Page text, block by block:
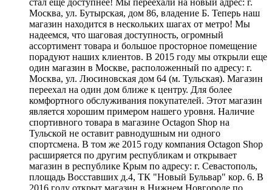
Москва, ул. Бутырская, дом 86, владение Б. Теперь наш
магазин находится в нескольких шагах от метро! Мы
надеемся, что шаговая доступность, огромный
ассортимент товара и большое просторное помещение
порадуют наших клиентов. В 2015 году мы открыли еще
один магазин в Москве, расположенный по адресу: г.
Москва, ул. Люсиновская дом 64 (м. Тульская). Магазин
переехал на один дом ближе к центру. Для более
комфортного обслуживания покупателей. Этот магазин
является хорошим примером нашего уровня. Наличие
спортивного товара в магазине Octagon Shop на
Тульской не оставит равнодушным ни одного
спортсмена. В том же 2015 году компания Octagon Shop
расширяется по другим республикам и открывает
магазин в республике Крым по адресу: г. Севастополь,
площадь Восставших д.4, ТК "Новый Бульвар" кор. 6. В
2016 году открыт магазин в Нижнем Новгороде по